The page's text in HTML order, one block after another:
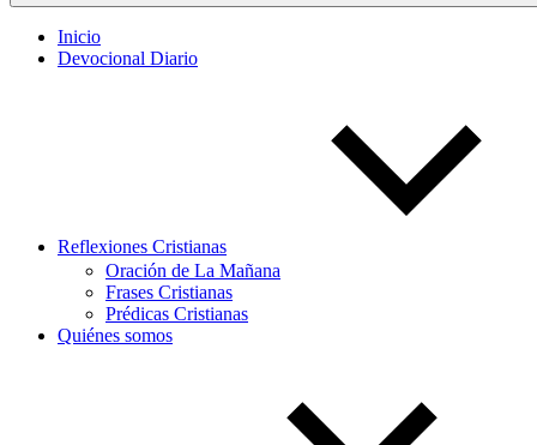
Inicio
Devocional Diario
Reflexiones Cristianas
Oración de La Mañana
Frases Cristianas
Prédicas Cristianas
Quiénes somos